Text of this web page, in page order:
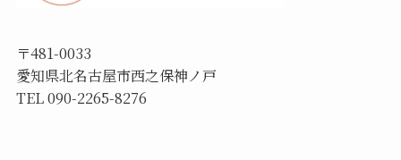
〒481-0033
愛知県北名古屋市西之保神ノ戸
TEL 090-2265-8276